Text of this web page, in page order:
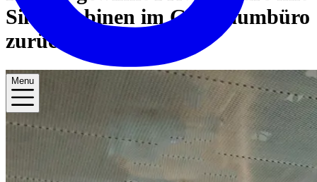
Menu
Silen-Kabinen im Großraumbüro
zurück